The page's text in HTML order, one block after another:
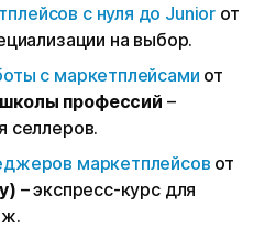
с нуля до Junior от
на выбор.
с маркетплейсами от
профессий –
селлеров.
маркетплейсов от
– экспресс-курс для